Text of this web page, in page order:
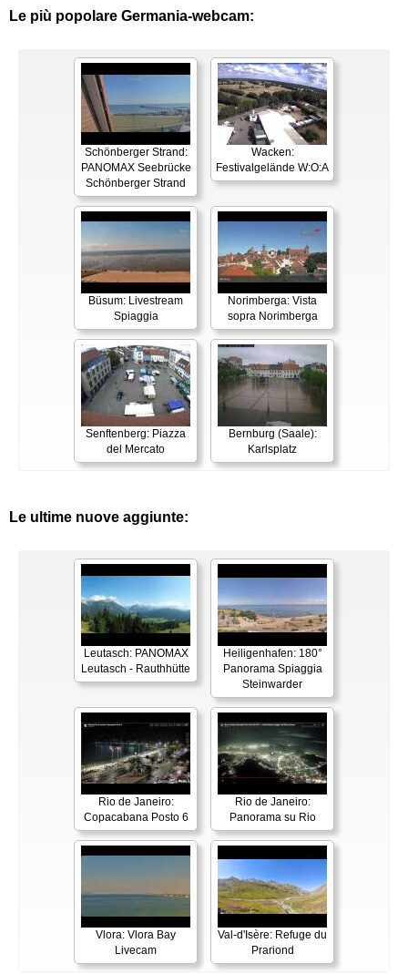
Le più popolare Germania-webcam:
Schönberger Strand:
PANOMAX Seebrücke
Schönberger Strand
Wacken:
Festivalgelände W:O:A
Büsum: Livestream
Spiaggia
Norimberga: Vista
sopra Norimberga
Senftenberg: Piazza
del Mercato
Bernburg (Saale):
Karlsplatz
Le ultime nuove aggiunte:
Leutasch: PANOMAX
Leutasch - Rauthhütte
Heiligenhafen: 180°
Panorama Spiaggia
Steinwarder
Rio de Janeiro:
Copacabana Posto 6
Rio de Janeiro:
Panorama su Rio
Vlora: Vlora Bay
Livecam
Val-d'Isère: Refuge du
Prariond